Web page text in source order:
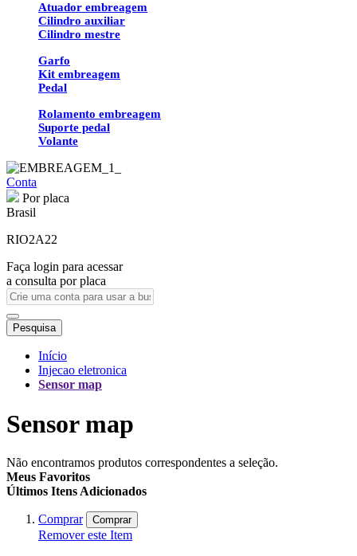
Atuador embreagem
Cilindro auxiliar
Cilindro mestre
Garfo
Kit embreagem
Pedal
Rolamento embreagem
Suporte pedal
Volante
Conta
Por placa
Brasil
RIO2A22
Faça login para acessar
a consulta por placa
Pesquisa
Início
Injecao eletronica
Sensor map
Sensor map
Não encontramos produtos correspondentes a seleção.
Meus Favoritos
Últimos Itens Adicionados
Comprar Comprar
Remover este Item